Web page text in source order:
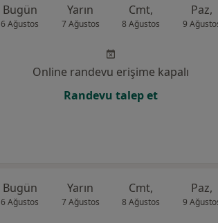
Bugün
6 Ağustos
Yarın
7 Ağustos
Cmt,
8 Ağustos
Paz,
9
Online randevu erişime kapalı
Randevu talep et
Bugün
6 Ağustos
Yarın
7 Ağustos
Cmt,
8 Ağustos
Paz,
9